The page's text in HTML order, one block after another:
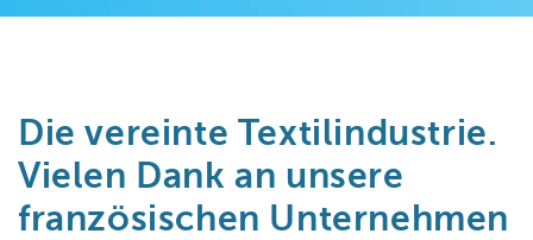
Die vereinte Textilindustrie.
Vielen Dank an unsere
französischen Unternehmen